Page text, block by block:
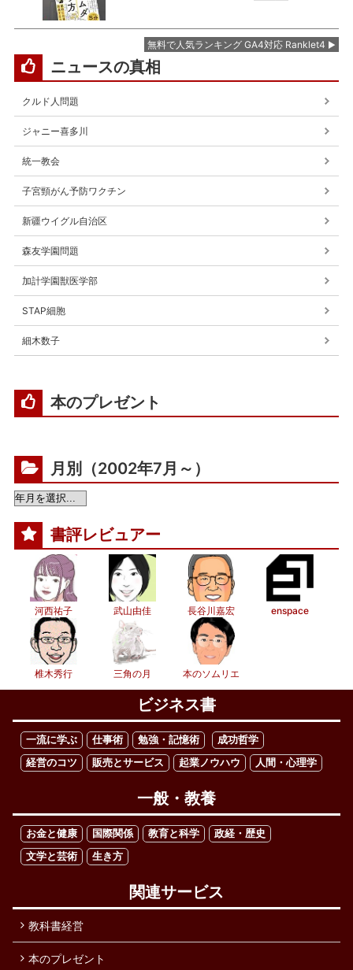
無料で人気ランキング GA4対応 Ranklet4
ニュースの真相
クルド人問題
ジャニー喜多川
統一教会
子宮頸がん予防ワクチン
新疆ウイグル自治区
森友学園問題
加計学園獣医学部
STAP細胞
細木数子
本のプレゼント
月別（2002年7月～）
書評レビュアー
河西祐子 武山由佳 長谷川嘉宏 enspace
椎木秀行 三角の月 本のソムリエ
ビジネス書
一流に学ぶ 仕事術 勉強・記憶術
成功哲学
経営のコツ
販売とサービス 起業ノウハウ 人間・心理学
一般・教養
お金と健康 国際関係 教育と科学
政経・歴史
文学と芸術
生き方
関連サービス
教科書経営
本のプレゼント